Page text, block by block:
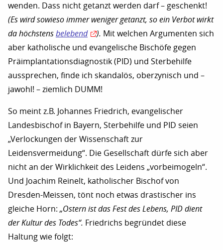
wenden. Dass nicht getanzt werden darf – geschenkt!
(Es wird sowieso immer weniger getanzt, so ein Verbot wirkt
da höchstens belebend ). Mit welchen Argumenten sich
aber katholische und evangelische Bischöfe gegen
Präimplantationsdiagnostik (PID) und Sterbehilfe
aussprechen, finde ich skandalös, oberzynisch und –
jawohl! – ziemlich DUMM!
So meint z.B. Johannes Friedrich, evangelischer
Landesbischof in Bayern, Sterbehilfe und PID seien
„Verlockungen der Wissenschaft zur
Leidensvermeidung“. Die Gesellschaft dürfe sich aber
nicht an der Wirklichkeit des Leidens „vorbeimogeln“.
Und Joachim Reinelt, katholischer Bischof von
Dresden-Meissen, tönt noch etwas drastischer ins
gleiche Horn: „Ostern ist das Fest des Lebens, PID dient
der Kultur des Todes“. Friedrichs begründet diese
Haltung wie folgt: